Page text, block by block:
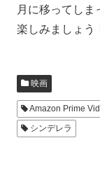
月に移ってし
楽しみましょう
映画
Amazon Prime
シンデレラ